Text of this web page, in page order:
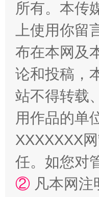
国家大学科技园
扯下公款旅游
所有。本传
上使用你
布在本网及
论和投稿，
站不得转载
用作品的单
XXXXXXX
任。如您对
② 凡本网注